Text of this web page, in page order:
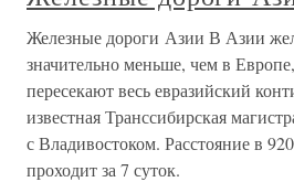
Железные дороги Азии В Азии
значительно меньше, чем в
пересекают весь евразийский
известная Транссибирская
с Владивостоком. Расстояние в
проходит за 7 суток.